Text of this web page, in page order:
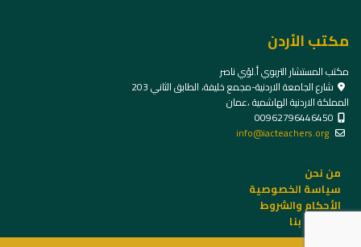
مكتب الأردن
مكتب المستشار التربوي أ.لؤي ناصر
شارع الجامعة الاردنية-مجمع خليفة، الطابق الثاني 203
المملكة الاردنية الهاشمية ،عمان
00962796446450
info@iacteachers.org
من نحن
سياسة الخصوصية
الأحكام والشروط
الاتصال بنا